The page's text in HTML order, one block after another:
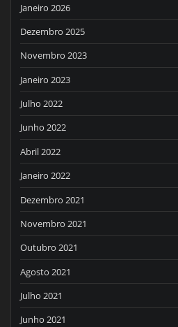
Janeiro 2026
Dezembro 2025
Novembro 2023
Janeiro 2023
Julho 2022
Junho 2022
Abril 2022
Janeiro 2022
Dezembro 2021
Novembro 2021
Outubro 2021
Agosto 2021
Julho 2021
Junho 2021